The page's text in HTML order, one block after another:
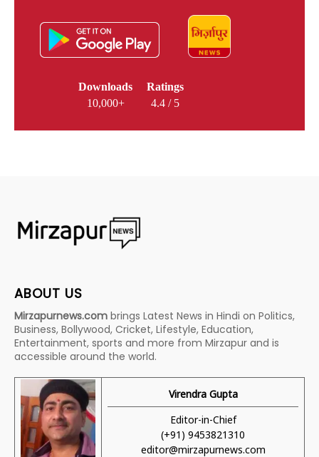
Downloads
10,000+
Ratings
4.4 / 5
ABOUT US
Mirzapurnews.com brings Latest News in Hindi on Politics,
Business, Bollywood, Cricket, Lifestyle, Education,
Entertainment, sports and more from Mirzapur and is
accessible around the world.
Virendra Gupta
Editor-in-Chief
(+91) 9453821310
editor@mirzapurnews.com